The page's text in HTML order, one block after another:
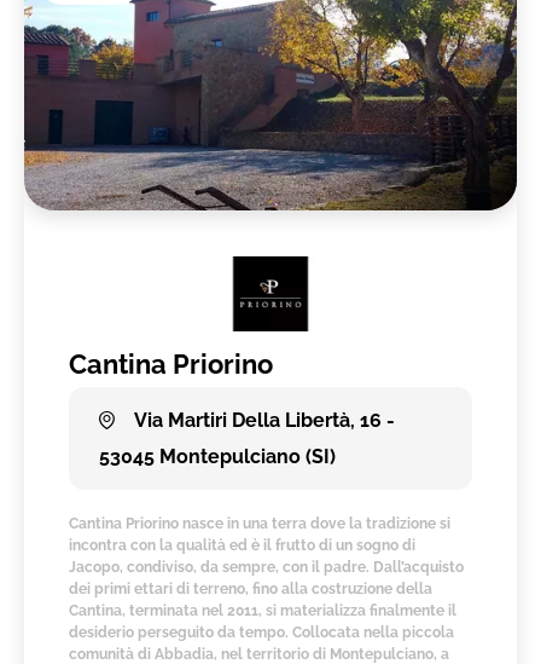
Cantina Priorino
Via Martiri Della Libertà, 16 -
53045 Montepulciano (SI)
Cantina Priorino nasce in una terra dove la tradizione si
incontra con la qualità ed è il frutto di un sogno di
Jacopo, condiviso, da sempre, con il padre. Dall’acquisto
dei primi ettari di terreno, fino alla costruzione della
Cantina, terminata nel 2011, si materializza finalmente il
desiderio perseguito da tempo. Collocata nella piccola
comunità di Abbadia, nel territorio di Montepulciano, a